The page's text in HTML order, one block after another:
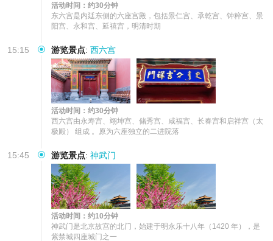
活动时间：约30分钟
东六宫是‌内廷东侧的六座宫殿‌，包括‌景仁宫、承乾宫、钟粹宫、景
阳宫、永和宫、延禧宫‌，明清时期
15:15 游览景点: 西六宫
活动时间：约30分钟
西六宫由‌永寿宫、翊坤宫、储秀宫、咸福宫、长春宫和启祥宫（太
极殿）‌ 组成 。原为六座独立的二进院落
15:45 游览景点: 神武门
活动时间：约10分钟
神武门是‌北京故宫的北门‌，始建于明永乐十八年（1420 年），是
紫禁城四座城门之一